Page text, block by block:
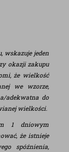
wskazuje jeden
okazji zakupu
że wielkość
we wzorze,
adekwatna do
wielkości.
1 dniowym
że istnieje
spóźnienia,